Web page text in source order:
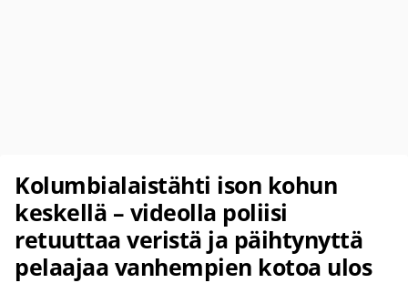
Kolumbialaistähti ison kohun
keskellä – videolla poliisi
retuuttaa veristä ja päihtynyttä
pelaajaa vanhempien kotoa ulos